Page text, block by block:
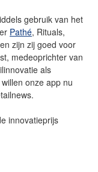
gebruik van het
Pathé, Rituals,
zijn zij goed voor
medeoprichter van
als
onze app nu
innovatieprijs